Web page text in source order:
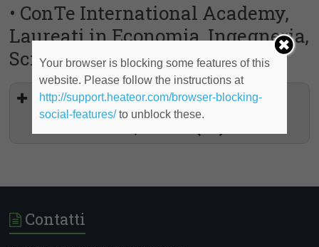
• ConTe International Academy,
Laureati in Economia, Ingegneria,
Scienze
International Data Analyst - Tempo
determinato finalizzato
Contatti
Your browser is blocking some features of this
website. Please follow the instructions at
http://support.heateor.com/browser-blocking-
social-features/to unblock these.